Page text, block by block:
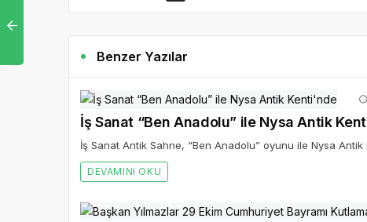
Benzer Yazılar
İş Sanat “Ben Anadolu” ile Nysa Antik
İş Sanat Antik Sahne, “Ben Anadolu” oyunu ile Nysa
DEVAMINI OKU